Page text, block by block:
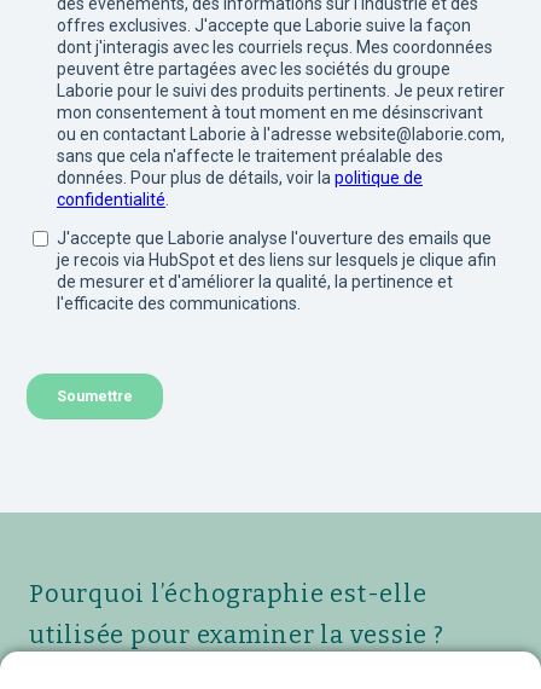
Pourquoi l’échographie est-elle
utilisée pour examiner la vessie ?